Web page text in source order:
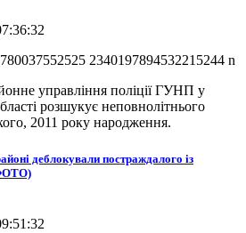
управління поліції ГУНП у
розшукує неповнолітнього
2011 року народження.
деблокували постраждалого із